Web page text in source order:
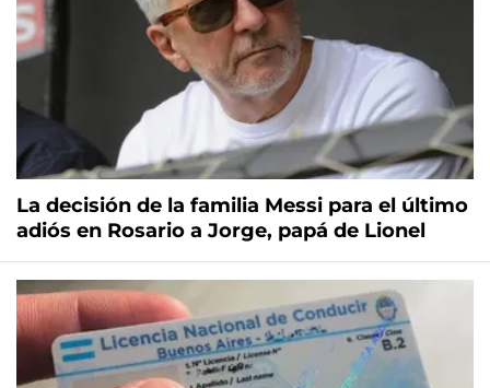
La decisión de la familia Messi para el último
adiós en Rosario a Jorge, papá de Lionel